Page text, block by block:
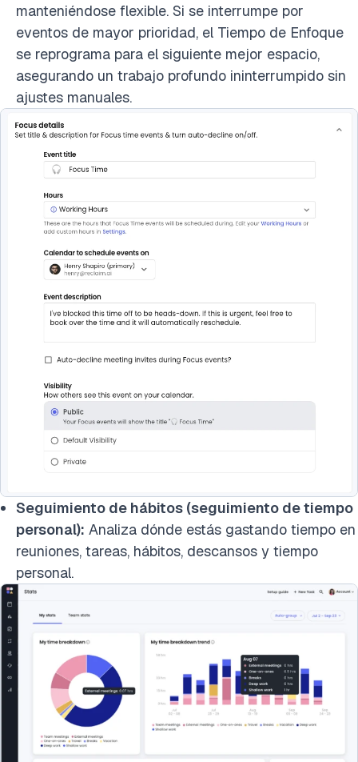
manteniéndose flexible. Si se interrumpe por
eventos de mayor prioridad, el Tiempo de Enfoque
se reprograma para el siguiente mejor espacio,
asegurando un trabajo profundo ininterrumpido sin
ajustes manuales.
Seguimiento de hábitos (seguimiento de tiempo
personal): Analiza dónde estás gastando tiempo en
reuniones, tareas, hábitos, descansos y tiempo
personal.